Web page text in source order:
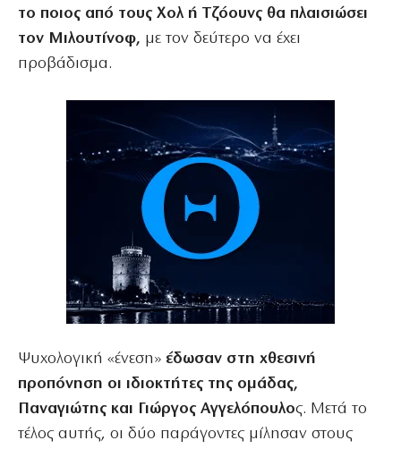
το ποιος από τους Χολ ή Τζόουνς θα πλαισιώσει
τον Μιλουτίνοφ, με τον δεύτερο να έχει
προβάδισμα.
Ψυχολογική «ένεση» έδωσαν στη χθεσινή
προπόνηση οι ιδιοκτήτες της ομάδας,
Παναγιώτης και Γιώργος Αγγελόπουλος. Μετά το
τέλος αυτής, οι δύο παράγοντες μίλησαν στους